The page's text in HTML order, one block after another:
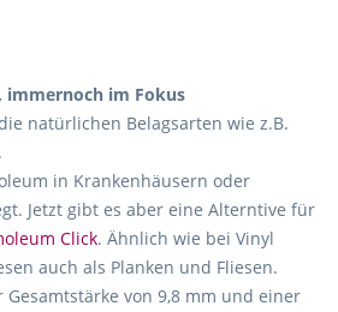
immernoch im Fokus
natürlichen Belagsarten wie z.B.
in Krankenhäusern oder
Jetzt gibt es aber eine Alterntive für
Click. Ähnlich wie bei Vinyl
auch als Planken und Fliesen.
von 9,8 mm und einer